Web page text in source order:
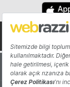
Hakkında